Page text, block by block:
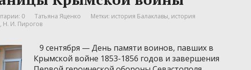
0 Татьяна Яценко Метки: история Балаклавы, история
, Н. И. Пирогов
9 сентября — День памяти воинов, павших в
Крымской войне 1853-1856 годов и завершения